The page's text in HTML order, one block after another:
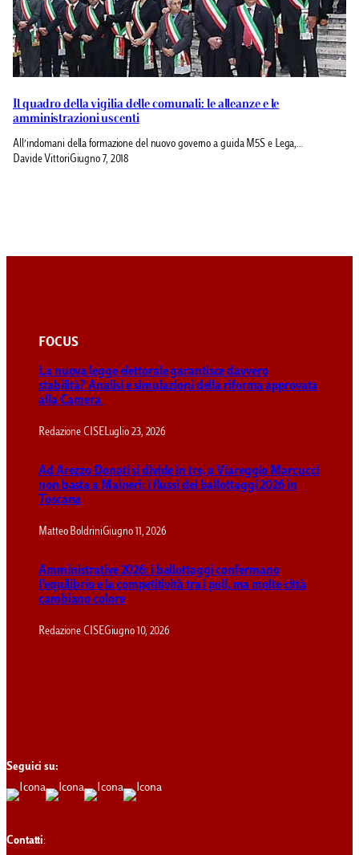
Il quadro della vigilia delle comunali: le alleanze e le
amministrazioni uscenti
All’indomani della formazione del nuovo governo a guida M5S e Lega,…
Davide VittoriGiugno 7, 2018
FOCUS
La nuova legge elettorale garantisce davvero
stabilità? Analisi e simulazioni della riforma approvata
alla Camera
Redazione CISELuglio 23, 2026
Ad Arezzo Donati si divide in tre, a Viareggio Marcucci
non basta a Maineri: i flussi dei ballottaggi 2026 in
Toscana
Matteo BoldriniGiugno 11, 2026
Amministrative 2026: i ballottaggi confermano
l’equilibrio e la competitività tra i poli, ma molte città
cambiano colore
Redazione CISEGiugno 10, 2026
Seguici su:
Contatti: